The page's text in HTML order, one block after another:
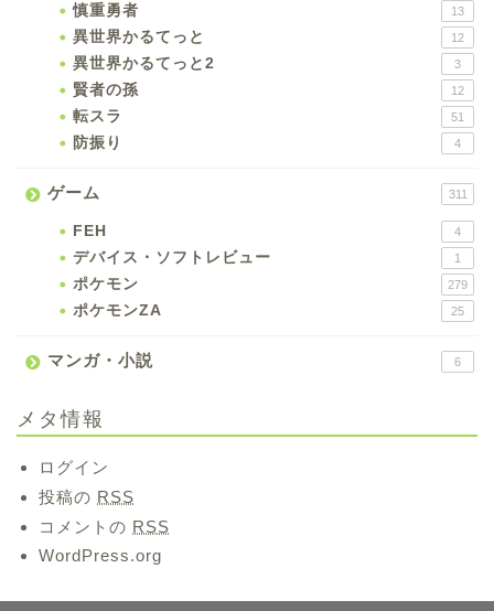
慎重勇者 13
異世界かるてっと 12
異世界かるてっと2 3
賢者の孫 12
転スラ 51
防振り 4
ゲーム 311
FEH 4
デバイス・ソフトレビュー 1
ポケモン 279
ポケモンZA 25
マンガ・小説 6
メタ情報
ログイン
投稿の RSS
コメントの RSS
WordPress.org